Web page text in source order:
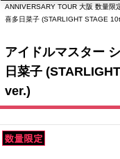
ASOBI STORE TOP
CD / Blu-ray
EVENT
ASOBI TICKET
アイドルマスター ミリオン
アイドルマスター SideM
プロジェクトアイマス ヴイ
ANNIVERSARY TOUR 大阪 数量
喜多日菜子 (STARLIGHT STAGE
アイドルマスター
日菜子
ver.)